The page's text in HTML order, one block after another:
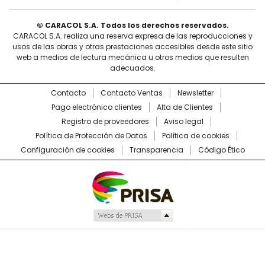
© CARACOL S.A. Todos los derechos reservados.
CARACOL S.A. realiza una reserva expresa de las reproducciones y
usos de las obras y otras prestaciones accesibles desde este sitio
web a medios de lectura mecánica u otros medios que resulten
adecuados.
Contacto Contacto Ventas
Newsletter
Pago electrónico clientes
Alta de Clientes
Registro de proveedores
Aviso legal
Política de Protección de Datos
Política de cookies
Configuración de cookies
Transparencia Código Ético